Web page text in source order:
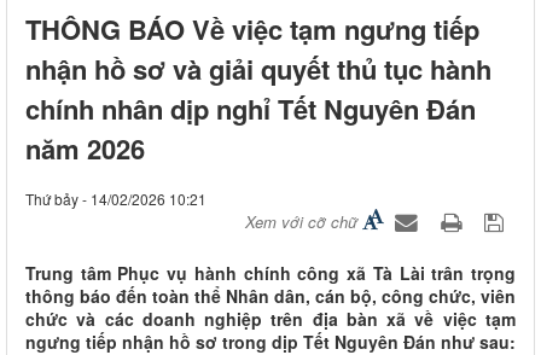
THÔNG BÁO Về việc tạm ngưng tiếp
nhận hồ sơ và giải quyết thủ tục hành
chính nhân dịp nghỉ Tết Nguyên Đán
năm 2026
Thứ bảy - 14/02/2026 10:21
Xem với cỡ chữ
Trung tâm Phục vụ hành chính công xã Tà Lài trân trọng
thông báo đến toàn thể Nhân dân, cán bộ, công chức, viên
chức và các doanh nghiệp trên địa bàn xã về việc tạm
ngưng tiếp nhận hồ sơ trong dịp Tết Nguyên Đán như sau: